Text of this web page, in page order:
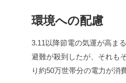
環境への配慮
3.11以降節電の気運が高ま
避難が殺到したが、それも
り約50万世帯分の電力が消